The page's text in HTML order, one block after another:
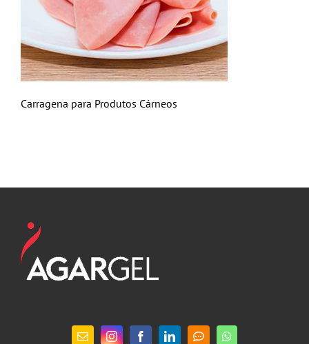
Carragena para Produtos Cárneos